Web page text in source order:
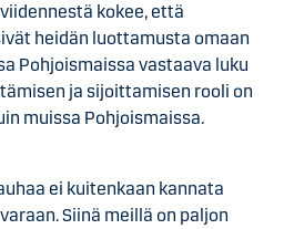
kokee, että
heidän luottamusta omaan
Pohjoismaissa vastaava luku
ja sijoittamisen rooli on
muissa Pohjoismaissa.
ei kuitenkaan kannata
Siinä meillä on paljon